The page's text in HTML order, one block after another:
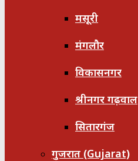
मसूरी
मंगलौर
विकासनगर
श्रीनगर गढ़वाल
सितारगंज
गुजरात (Gujarat)